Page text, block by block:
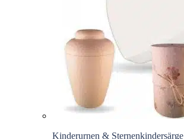
Kinderurnen & Sternenkindersärge